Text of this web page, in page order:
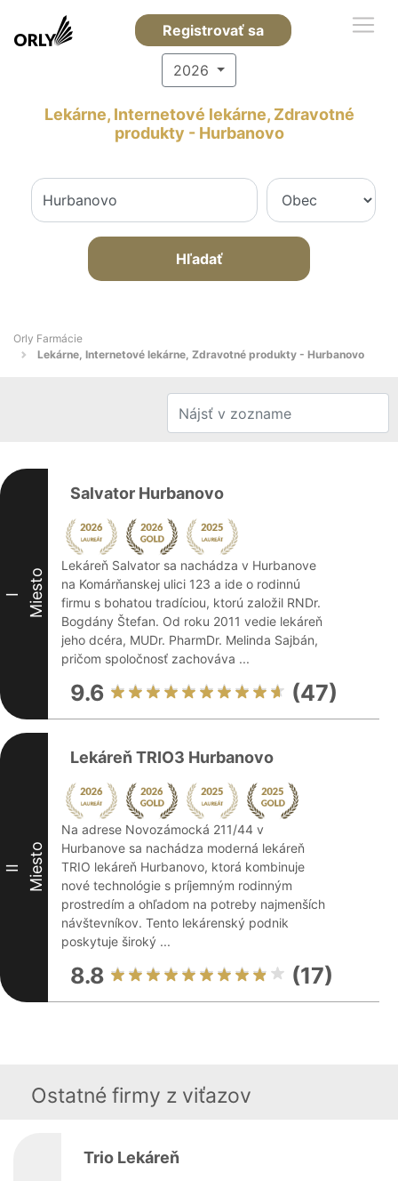
Registrovať sa
2026
Lekárne, Internetové lekárne, Zdravotné
produkty - Hurbanovo
Hľadať
Orly Farmácie
Lekárne, Internetové lekárne, Zdravotné produkty - Hurbanovo
I Miesto
Salvator Hurbanovo
Lekáreň Salvator sa nachádza v Hurbanove
na Komárňanskej ulici 123 a ide o rodinnú
firmu s bohatou tradíciou, ktorú založil RNDr.
Bogdány Štefan. Od roku 2011 vedie lekáreň
jeho dcéra, MUDr. PharmDr. Melinda Sajbán,
pričom spoločnosť zachováva ...
9.6 (47)
II Miesto
Lekáreň TRIO3 Hurbanovo
Na adrese Novozámocká 211/44 v
Hurbanove sa nachádza moderná lekáreň
TRIO lekáreň Hurbanovo, ktorá kombinuje
nové technológie s príjemným rodinným
prostredím a ohľadom na potreby najmenších
návštevníkov. Tento lekárenský podnik
poskytuje široký ...
8.8 (17)
Ostatné firmy z viťazov
Trio Lekáreň